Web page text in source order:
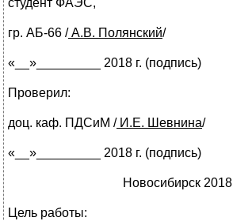
студент ФАЭС,
гр. АБ-66 /А.В. Полянский/
«__»_________ 2018 г. (подпись)
Проверил:
доц. каф. ПДСиМ /И.Е. Шевнина/
«__»_________ 2018 г. (подпись)
Новосибирск 2018
Цель работы: